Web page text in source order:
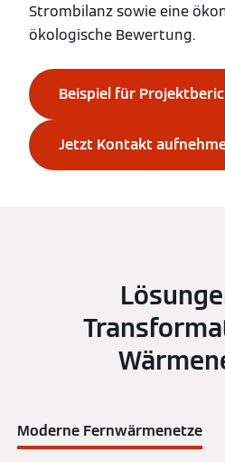
Strombilanz sowie eine
ökologische Bewertung.
Beispiel für
Jetzt Kontakt
Moderne Fernwärmenetze